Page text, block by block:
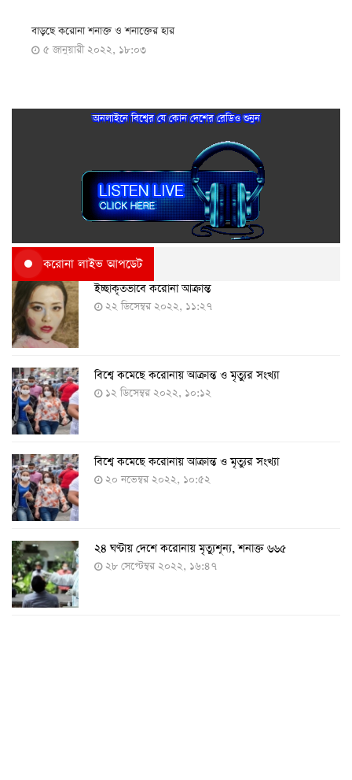
বাড়ছে করোনা শনাক্ত ও শনাক্তের হার
৫ জানুয়ারী ২০২২, ১৮:০৩
অনলাইনে বিশ্বের যে কোন দেশের রেডিও শুনুন
করোনা লাইভ আপডেট
ইচ্ছাকৃতভাবে করোনা আক্রান্ত
২২ ডিসেম্বর ২০২২, ১১:২৭
বিশ্বে কমেছে করোনায় আক্রান্ত ও মৃত্যুর সংখ্যা
১২ ডিসেম্বর ২০২২, ১০:১২
বিশ্বে কমেছে করোনায় আক্রান্ত ও মৃত্যুর সংখ্যা
২০ নভেম্বর ২০২২, ১০:৫২
২৪ ঘণ্টায় দেশে করোনায় মৃত্যুশূন্য, শনাক্ত ৬৬৫
২৮ সেপ্টেম্বর ২০২২, ১৬:৪৭